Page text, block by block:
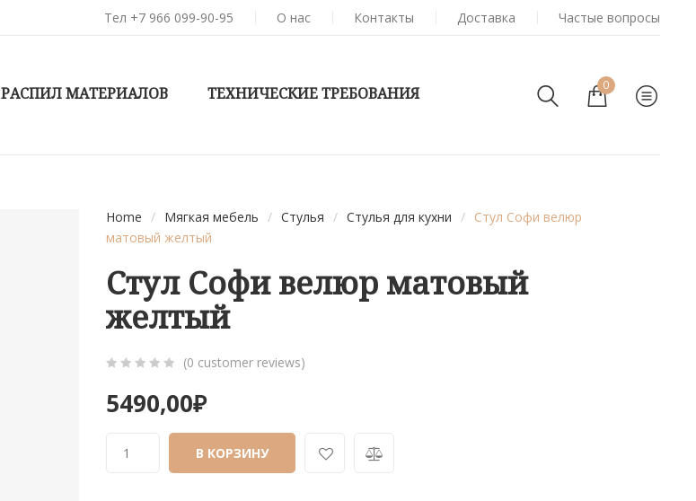
Тел +7 966 099-90-95 О нас Контакты Доставка Частые вопросы
РАСПИЛ МАТЕРИАЛОВ ТЕХНИЧЕСКИЕ ТРЕБОВАНИЯ 0
Home / Мягкая мебель / Стулья / Стулья для кухни / Стул Софи велюр
матовый желтый
Стул Софи велюр матовый
желтый
out
based
(0 customer reviews)
5490,00₽
В КОРЗИНУ